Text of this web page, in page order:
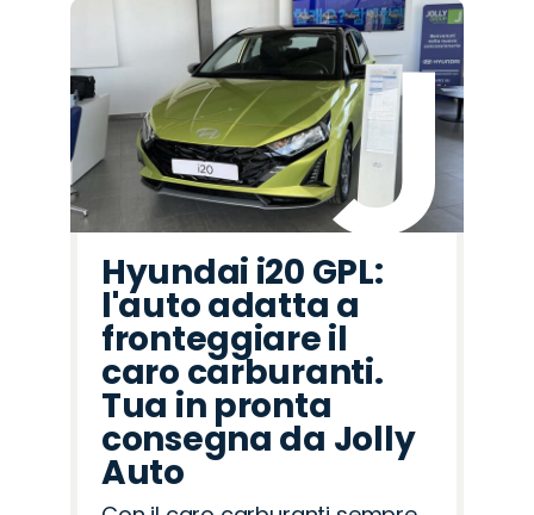
Hyundai i20 GPL:
l'auto adatta a
fronteggiare il
caro carburanti.
Tua in pronta
consegna da Jolly
Auto